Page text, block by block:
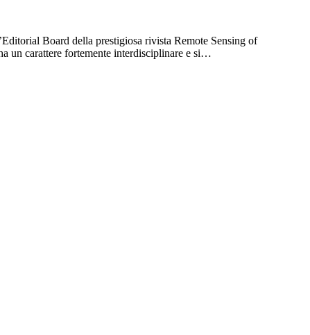
Board della prestigiosa rivista Remote Sensing of
un carattere fortemente interdisciplinare e si…